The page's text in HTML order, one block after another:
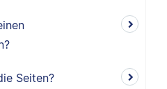
Seiten?